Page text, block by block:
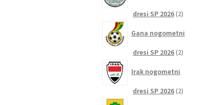
dresi SP 2026 22
Gana nogometni
dresi SP 2026 22
Irak nogometni
dresi SP 2026 22